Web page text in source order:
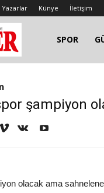
Yazarlar Künye İletişim
SPOR
şampiyon
olacak ama